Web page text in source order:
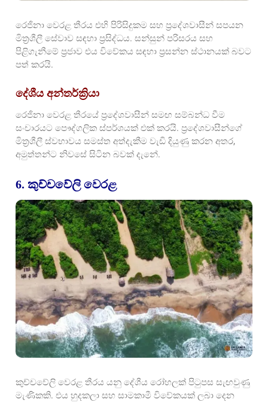
රෙජිනා වෙරළ තීරය එහි පිරිසිදුකම සහ ප්‍රදේශවාසීන් සපයන
මිත්‍රශීලී සේවාව සඳහා ප්‍රසිද්ධය. සන්සුන් පරිසරය සහ
පිළිගැනීමේ ප්‍රජාව එය විවේකය සඳහා ප්‍රසන්න ස්ථානයක් බවට
පත් කරයි.
දේශීය අන්තර්ක්‍රියා
රෙජිනා වෙරළ තීරයේ ප්‍රදේශවාසීන් සමඟ සම්බන්ධ වීම
සංචාරයට පෞද්ගලික ස්පර්ශයක් එක් කරයි. ප්‍රදේශවාසීන්ගේ
මිත්‍රශීලී ස්වභාවය සමස්ත අත්දැකීම වැඩි දියුණු කරන අතර,
අමුත්තන්ට නිවසේ සිටින බවක් දැනේ.
6. කුච්චවේලි වෙරළ
කුච්චවේලි වෙරළ තීරය යනු දේශීය රෝහලක් පිටුපස සැඟවුණු
මැණිකකි. එය හුදකලා සහ සාමකාමී විවේකයක් ලබා දෙන